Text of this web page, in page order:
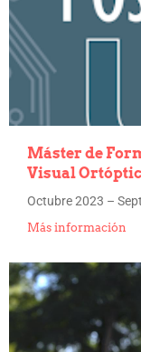
Máster de
Visual
Octubre 2023 –
Más información